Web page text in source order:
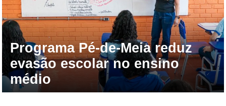
Programa Pé-de-Meia reduz
evasão escolar no ensino
médio